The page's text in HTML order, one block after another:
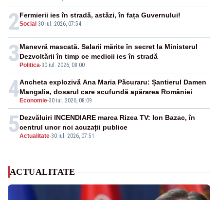
2Social -30 iul. 2026, 07:54
Fermierii ies în stradă, astăzi, în fața Guvernului!
3 Politica-30 iul. 2026, 08:00
Manevră mascată. Salarii mărite în secret la Ministerul
Dezvoltării în timp ce medicii ies în stradă
4 Economie-30 iul. 2026, 08:09
Ancheta explozivă Ana Maria Păcuraru: Șantierul Damen
Mangalia, dosarul care scufundă apărarea României
5Actualitate-30 iul. 2026, 07:51
Dezvăluiri INCENDIARE marca Rizea TV: Ion Bazac, în
centrul unor noi acuzații publice
ACTUALITATE